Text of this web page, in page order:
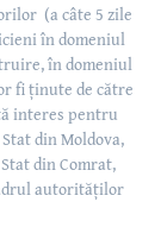
(a câte 5 zile
în domeniul
în domeniul
fi ținute de către
interes pentru
din Moldova,
din Comrat,
autorităților